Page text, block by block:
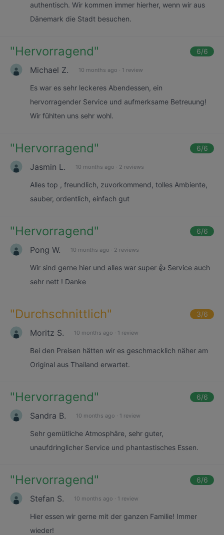
authentisch. Wir kommen immer hierher, wenn wir aus
Dänemark die Stadt besuchen.
"Hervorragend" 6/6
Michael Z. 10 months ago · 1 review
Es war es sehr leckeres Abendessen, ein
hervorragender Service und aufmerksame Betreuung!
Wir fühlten uns sehr wohl.
"Hervorragend" 6/6
Jasmin L. 10 months ago · 2 reviews
Alles top , freundlich, zuvorkommend, tolles Ambiente,
sauber, ordentlich, einfach gut
"Hervorragend" 6/6
Pong W. 10 months ago · 2 reviews
Wir sind gerne hier und alles war super 👍 Service auch
sehr nett ! Danke
"Durchschnittlich" 3/6
Moritz S. 10 months ago · 1 review
Bei den Preisen hätten wir es geschmacklich näher am
Original aus Thailand erwartet.
"Hervorragend" 6/6
Sandra B. 10 months ago · 1 review
Sehr gemütliche Atmosphäre, sehr guter,
unaufdringlicher Service und phantastisches Essen.
"Hervorragend" 6/6
Stefan S. 10 months ago · 1 review
Hier essen wir gerne mit der ganzen Familie! Immer
wieder!